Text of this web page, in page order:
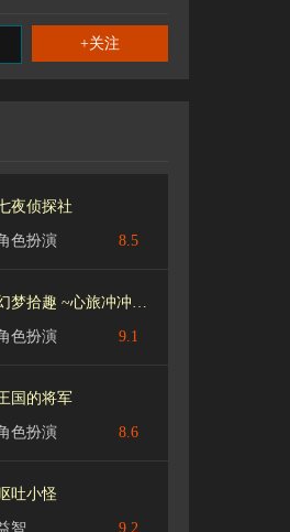
夜侦探社
色扮演 8.5
幻梦拾趣 ~心旅冲冲冲 v1.1
色扮演 9.1
国的将军
色扮演 8.6
吐小怪
智 9.2